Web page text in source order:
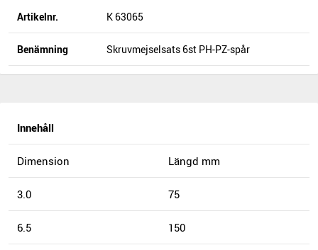
Artikelnr. K 63065
Benämning Skruvmejselsats 6st PH-PZ-spår
Innehåll
Dimension Längd mm
3.0 75
6.5 150